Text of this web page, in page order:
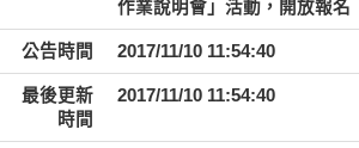
作業說明會」活動，開放報名
公告時間 2017/11/10 11:54:40
最後更新
時間
2017/11/10 11:54:40